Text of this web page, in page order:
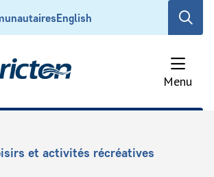
English
Open
search
form
Menu
et activités récréatives